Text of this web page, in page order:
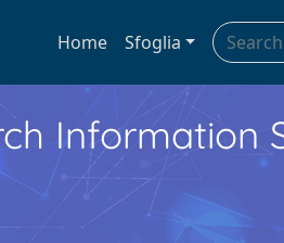
Home Sfoglia
Information